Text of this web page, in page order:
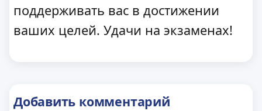
поддерживать вас в достижении
ваших целей. Удачи на экзаменах!
Добавить комментарий